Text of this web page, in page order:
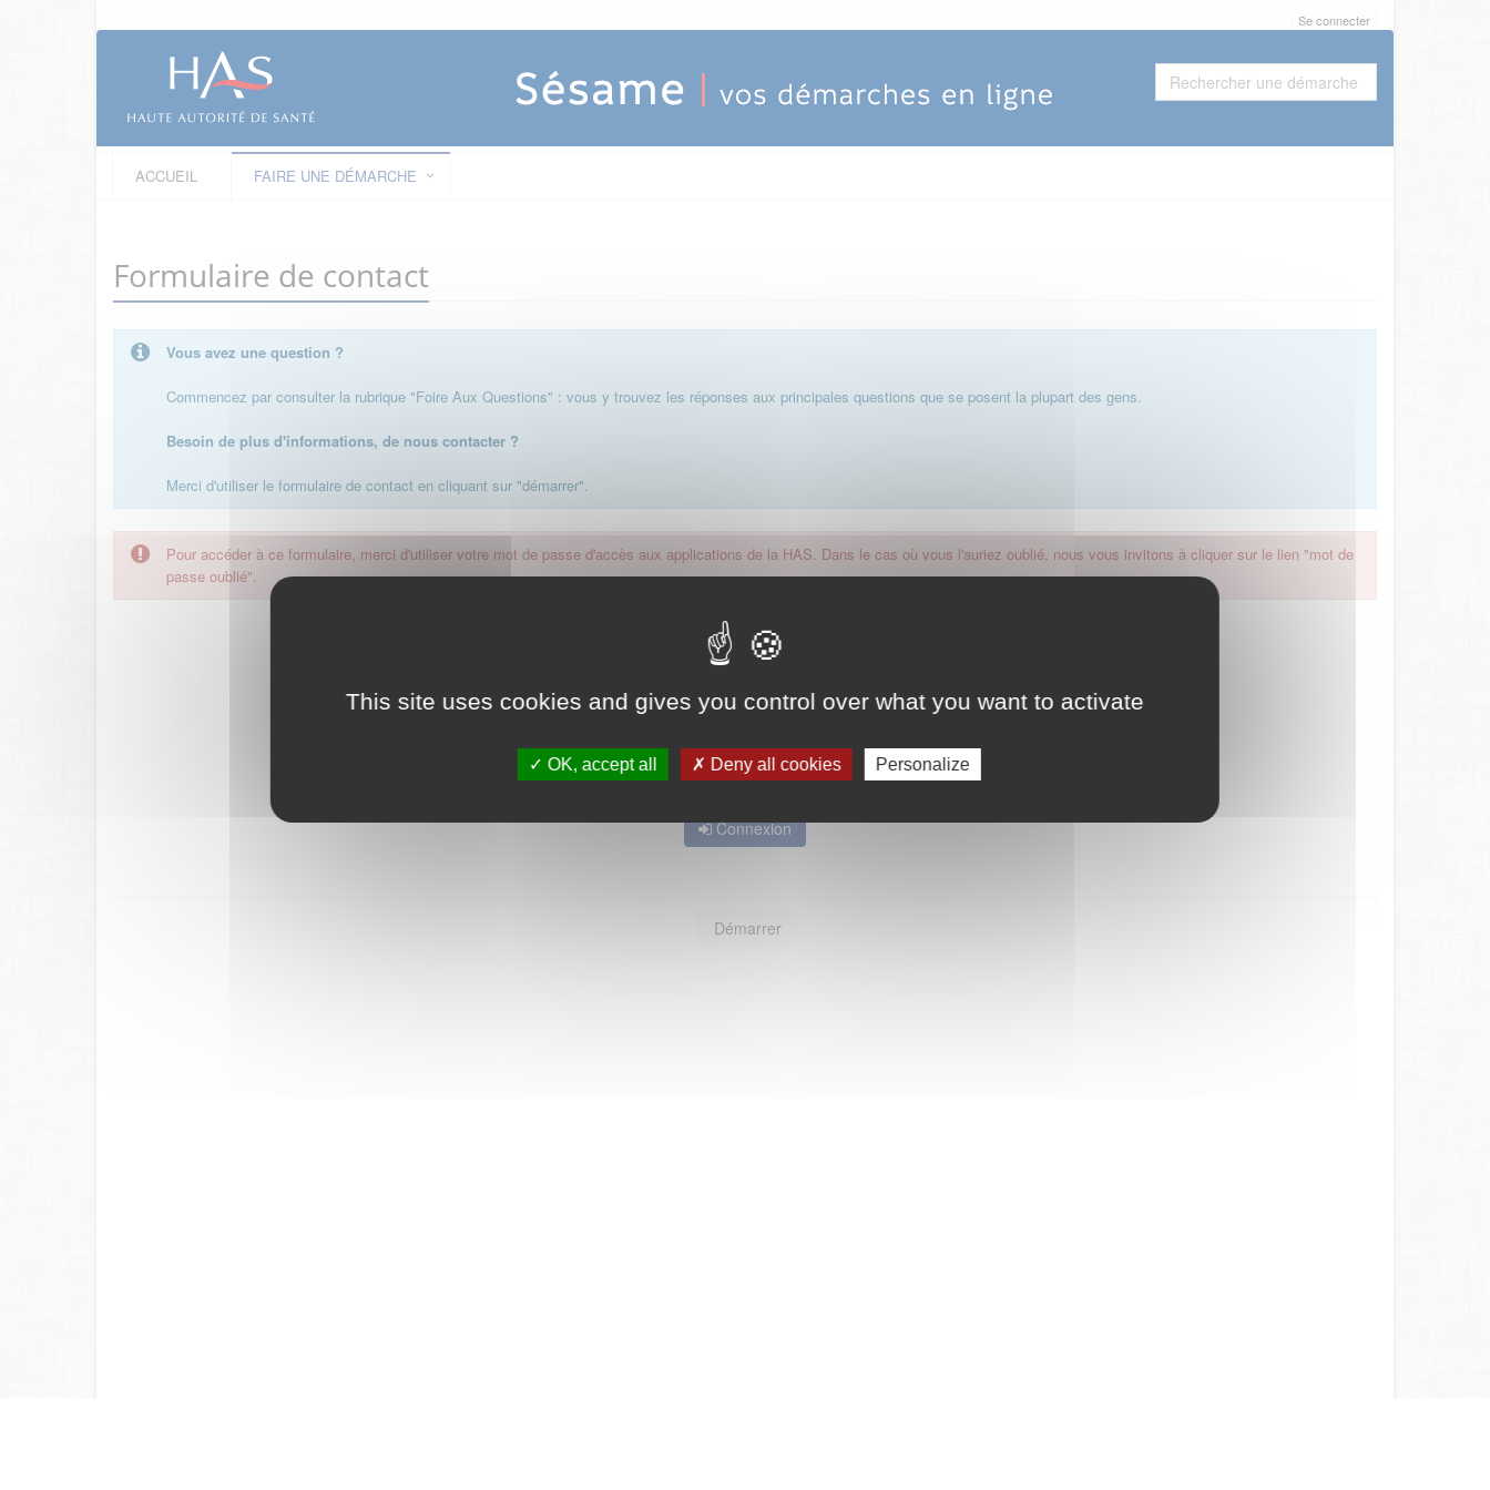
This site uses cookies and gives you control over what you want to activate
OK, accept all Deny all cookies Personalize
Se connecter
ACCUEIL FAIRE UNE DÉMARCHE
Formulaire de contact
Vous avez une question ?
Commencez par consulter la rubrique "Foire Aux Questions" : vous y trouvez les réponses aux principales questions que se posent la plupart des gens.
Besoin de plus d'informations, de nous contacter ?
Merci d'utiliser le formulaire de contact en cliquant sur "démarrer".
Pour accéder à ce formulaire, merci d'utiliser votre mot de passe d'accès aux applications de la HAS. Dans le cas où vous l'auriez oublié, nous vous invitons à cliquer sur le lien "mot de
passe oublié".
Mot de passe oublié ?
Connexion
Démarrer